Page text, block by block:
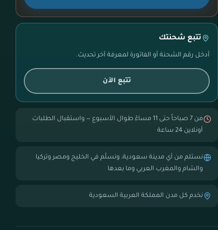
تتبع شحنتك
أدخل رقم الشحنة أو الفاتورة لمعرفة آخر تحديث.
تتبع الآن
من 7 صباحاً حتى 11 مساءً طوال الأسبوع — واستقبال الطلبات
أونلاين 24 ساعة
نستلم من أي مدينة سعودية، ونسلّم في الخليج ومصر وتركيا
والشام والمغرب العربي وما بعدها
نخدم كل مدن المملكة العربية السعودية